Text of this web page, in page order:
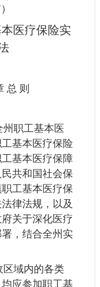
医疗保险实
总 则
州职工基本医
基本医疗保险
基本医疗保障
共和国社会保
工基本医疗保
律法规，以及
关于深化医疗
，结合全州实
区域内的各类
应参加职工基